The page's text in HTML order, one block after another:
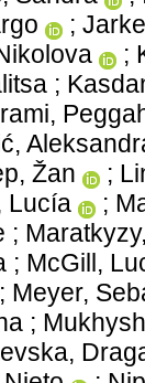
;
;
;
Žan ;
Lucía ;
;
; McGill,
; Meyer,
;